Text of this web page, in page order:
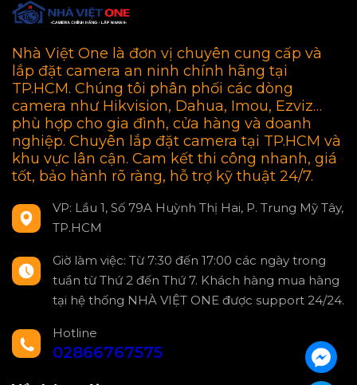
Nhà Việt One là đơn vị chuyên cung cấp và
lắp đặt camera an ninh chính hãng tại
TP.HCM. Chúng tôi phân phối các dòng
camera như Hikvision, Dahua, Imou, Ezviz…
phù hợp cho gia đình, cửa hàng và doanh
nghiệp. Chuyên lắp đặt camera tại TP.HCM và
khu vực lân cận. Cam kết thi công nhanh, giá
tốt, bảo hành rõ ràng, hỗ trợ kỹ thuật 24/7.
VP: Lầu 1, Số 79A Huỳnh Thị Hai, P. Trung Mỹ Tây,
TP.HCM
Giờ làm việc: Từ 7:30 đến 17:00 các ngày trong
tuần từ Thứ 2 đến Thứ 7. Khách hàng mua hàng
tại hệ thống NHÀ VIỆT ONE được support 24/24.
Hotline
02866767575